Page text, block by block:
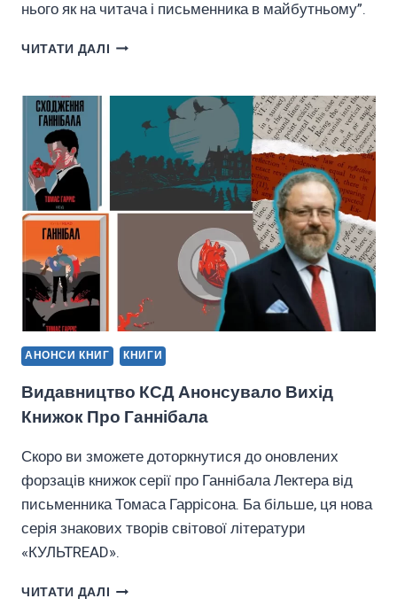
нього як на читача і письменника в майбутньому”.
ЧИТАТИ ДАЛІ ЩО
КІНҐ?
КОРОЛЬ
ЖАХІВ
ПОДІЛИВСЯ
СВОЇМИ
УЛЮБЛЕНИМИ
КНИГАМИ
АНОНСИ КНИГ КНИГИ
Видавництво КСД Анонсувало Вихід
Книжок Про Ганнібала
Скоро ви зможете доторкнутися до оновлених
форзаців книжок серії про Ганнібала Лектера від
письменника Томаса Гаррісона. Ба більше, ця нова
серія знакових творів світової літератури
«КУЛЬТREAD».
ЧИТАТИ ДАЛІ ВИДАВНИЦТВО